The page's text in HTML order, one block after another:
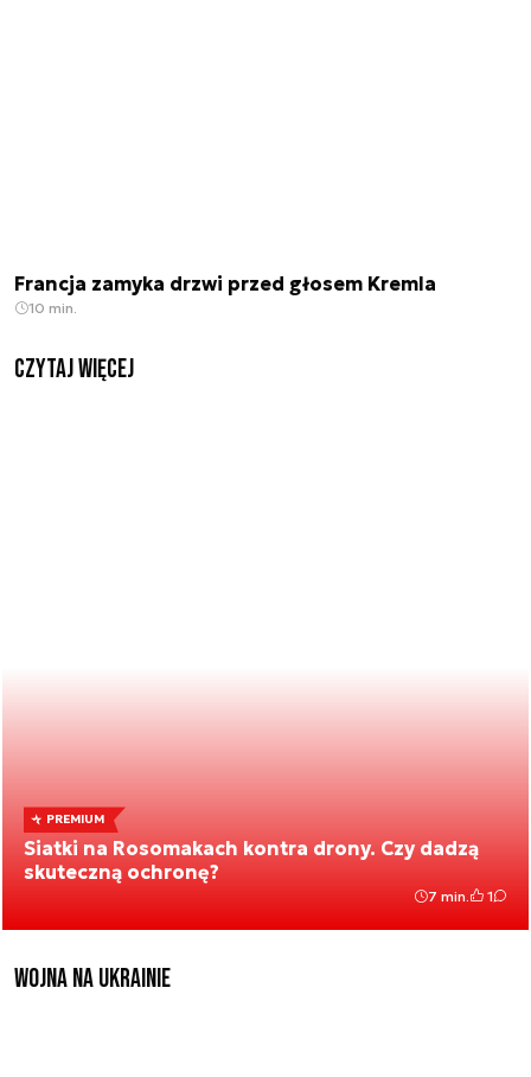
Francja zamyka drzwi przed głosem Kremla
10 min.
czytaj więcej
PREMIUM
Siatki na Rosomakach kontra drony. Czy dadzą
skuteczną ochronę?
7 min. 1
Wojna na Ukrainie